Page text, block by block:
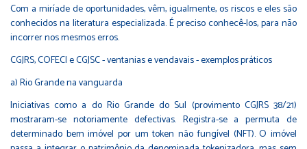
Com a miríade de oportunidades, vêm, igualmente, os riscos e eles são
conhecidos na literatura especializada. É preciso conhecê-los, para não
incorrer nos mesmos erros.
CGJRS, COFECI e CGJSC - ventanias e vendavais - exemplos práticos
a) Rio Grande na vanguarda
Iniciativas como a do Rio Grande do Sul (provimento CGJRS 38/21)
mostraram-se notoriamente defectivas. Registra-se a permuta de
determinado bem imóvel por um token não fungível (NFT). O imóvel